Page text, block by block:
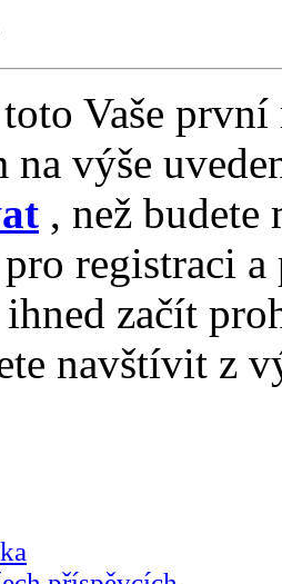
Vaše
výše
, než
registraci
začít
navštívit z